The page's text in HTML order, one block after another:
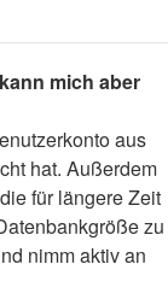
mich aber
aus
hat. Außerdem
für längere Zeit
zu
nimm aktiv an